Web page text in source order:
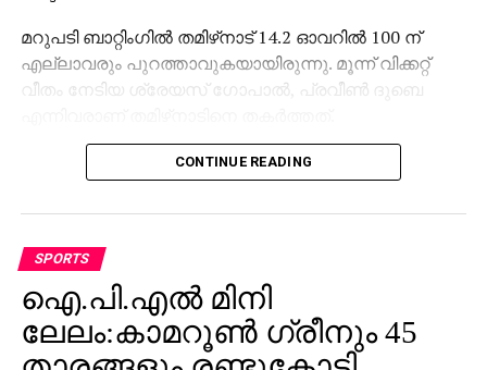
മറുപടി ബാറ്റിംഗില്‍ തമിഴ്‌നാട് 14.2 ഓവറില്‍ 100 ന്
എല്ലാവരും പുറത്താവുകയായിരുന്നു. മൂന്ന് വിക്കറ്റ്
വീതം നേടിയ ശ്രേയസ് ഗോപാല്‍, പ്രവീണ്‍ ദുബെ
29 റണ്‍സ് നേടിയ തുഷാര്‍ റഹേജയാണ് തമിഴ്‌നാടിന്റെ
ടോപ് സ്‌കോറര്‍. എന്‍ ജഗദീഷന്‍ (21), രാജ്കുമാര്‍
രവിചന്ദ്രന്‍ (16), അമിത് സാത്വിക് (15) എന്നിവരാണ്
രണ്ടക്കം കണ്ട മറ്റുതാരങ്ങള്‍. ഇന്ത്യന്‍ ടെസ്റ്റ് താരം
സായ് സുദര്‍ശന്‍ (8) നിരാശപ്പെടുത്തി. ഷാരുഖ് ഖാന്‍
(2), സായ് കിഷോര്‍ (2), സോനു യാദവ് (3), വരുണ്‍
ചക്രവര്‍ത്തി (0) ടി നടരാജന്‍ (1) എന്നിവരാണ്
പുറത്തായ മറ്റുതാരങ്ങള്‍. ഗുര്‍ജപ്നീത് സിംഗ് (0)
CONTINUE READING
SPORTS
ഐ.പി.എല്‍ മിനി
ലേലം:കാമറൂണ്‍ ഗ്രീനും 45